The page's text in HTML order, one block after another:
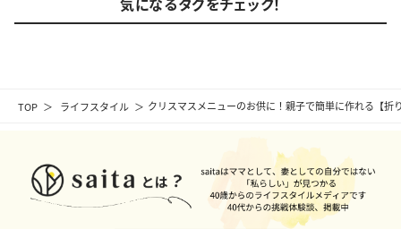
TOP ライフスタイル クリスマスメニューのお供に！親子で簡単に作れる【